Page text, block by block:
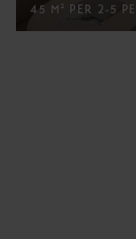
45 M² PER 2-5